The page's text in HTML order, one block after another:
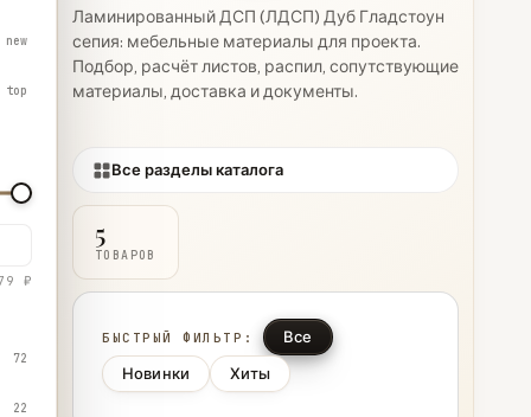
Ламинированный ДСП (ЛДСП) Дуб Гладстоун
сепия: мебельные материалы для проекта.
Подбор, расчёт листов, распил, сопутствующие
материалы, доставка и документы.
Все разделы каталога
5
ТОВАРОВ
БЫСТРЫЙ ФИЛЬТР:
Все
Новинки
Хиты
new
top
₽
72
22